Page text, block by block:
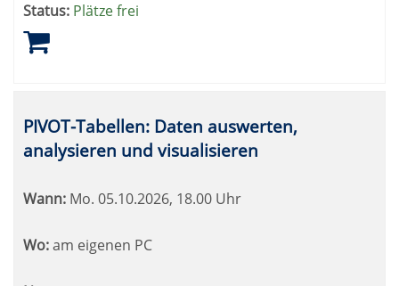
Status: Plätze frei
PIVOT-Tabellen: Daten auswerten,
analysieren und visualisieren
Wann: Mo. 05.10.2026, 18.00 Uhr
Wo:am eigenen PC